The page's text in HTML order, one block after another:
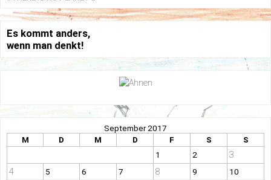
Es kommt anders,
wenn man denkt!
September 2017
M
D M D F S
S
1
2
3
4
5 6 7 8 9
10